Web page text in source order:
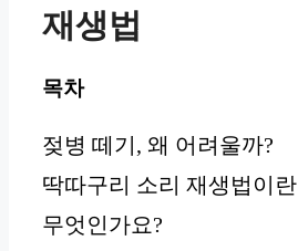
재생법
목차
젖병 떼기, 왜 어려울까?
딱따구리 소리 재생법이란
무엇인가요?